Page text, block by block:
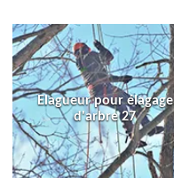
Elagueur pour élagage
d'arbre 27